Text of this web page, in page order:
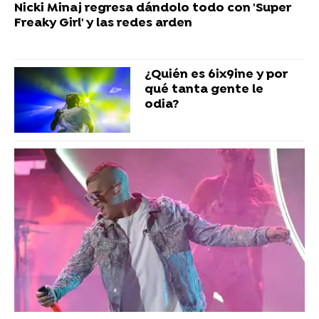
Nicki Minaj regresa dándolo todo con 'Super
Freaky Girl' y las redes arden
¿Quién es 6ix9ine y por
qué tanta gente le
odia?